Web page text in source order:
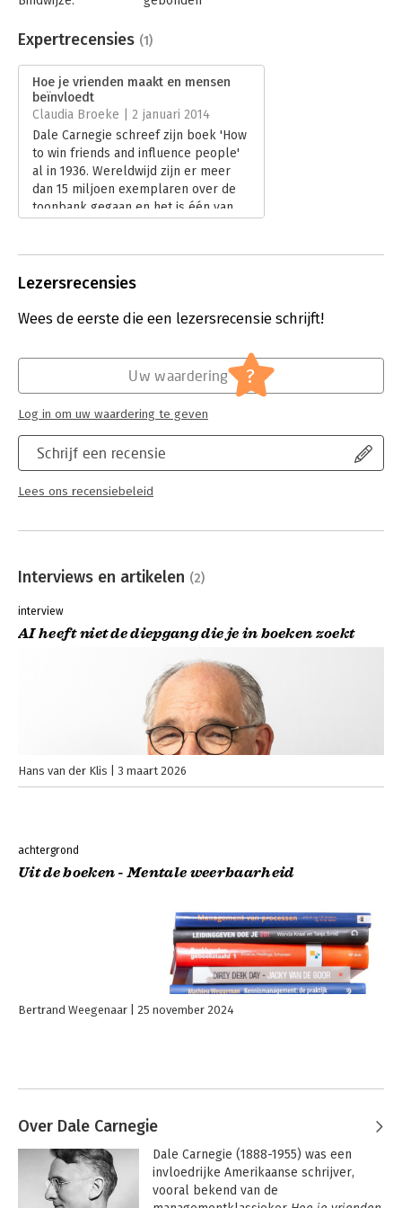
how to become who they wish to be. With the newly updated
Uitgever:
Simon & Schuster UK
Hoofdrubriek:
Leiderschap
Serie:
Series:Dale Carnegie Books
Expertrecensies (1)
Hoe je vrienden maakt en mensen
beïnvloedt
Claudia Broeke | 2 januari 2014
Dale Carnegie schreef zijn boek 'How
to win friends and influence people'
al in 1936. Wereldwijd zijn er meer
dan 15 miljoen exemplaren over de
toonbank gegaan en het is één van
Nederland uitgebracht onder de titel
beïnvloed'. Mijn nieuwsgierigheid was
Lezersrecensies
Wees de eerste die een lezersrecensie schrijft!
Schrijf een recensie
Lees ons recensiebeleid
Uw waardering ?
Log in om uw waardering te geven
Interviews en artikelen (2)
interview
AI heeft niet de diepgang die je in boeken zoekt
Hans van der Klis 3 maart 2026
achtergrond
Uit de boeken - Mentale weerbaarheid
Bertrand Weegenaar 25 november 2024
Over Dale Carnegie
Dale Carnegie (1888-1955) was een
invloedrijke Amerikaanse schrijver,
vooral bekend van de